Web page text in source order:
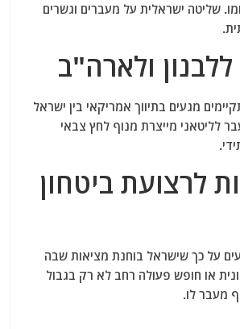
שליטה ישראלית על מעברים וגשרים
מגעים בתיווך אמריקאי בין ישראל
לליטאני מייצרת מנוף לחץ צבאי
לרצועת ביטחון
על כך שישראל בוחנת מציאות שבה
או חופש פעולה רחב לא רק בגבול
מעבר לו.